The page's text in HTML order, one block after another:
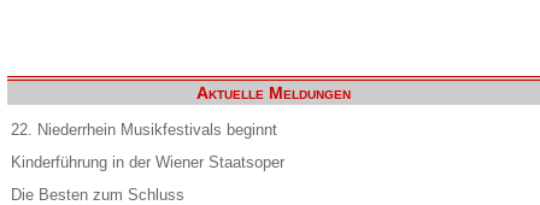
Aktuelle Meldungen
22. Niederrhein Musikfestivals beginnt
Kinderführung in der Wiener Staatsoper
Die Besten zum Schluss